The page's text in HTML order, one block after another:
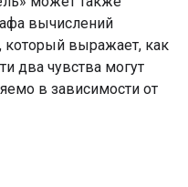
вычислений
который выражает, как
два чувства могут
в зависимости от